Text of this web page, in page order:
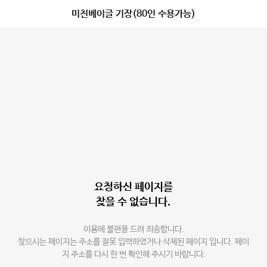
미친베이글 기장(80인 수용가능)
요청하신 페이지를
찾을 수 없습니다.
이용에 불편을 드려 죄송합니다.
찾으시는 페이지는 주소를 잘못 입력하였거나 삭제된 페이지 입니다. 페이
지 주소를 다시 한 번 확인해 주시기 바랍니다.